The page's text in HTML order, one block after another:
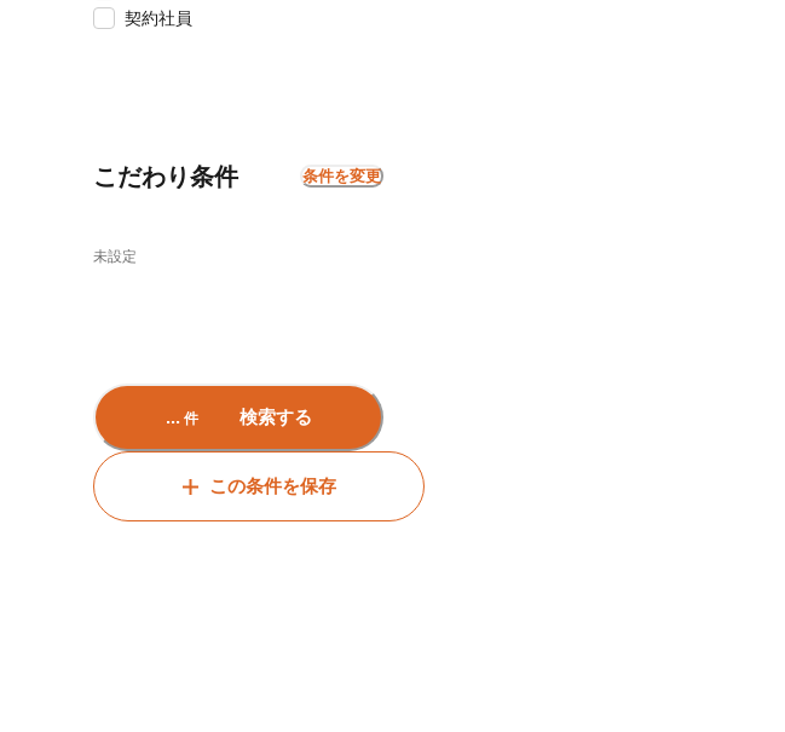
契約社員
こだわり条件 条件を変更
未設定
... 件 検索する
この条件を保存